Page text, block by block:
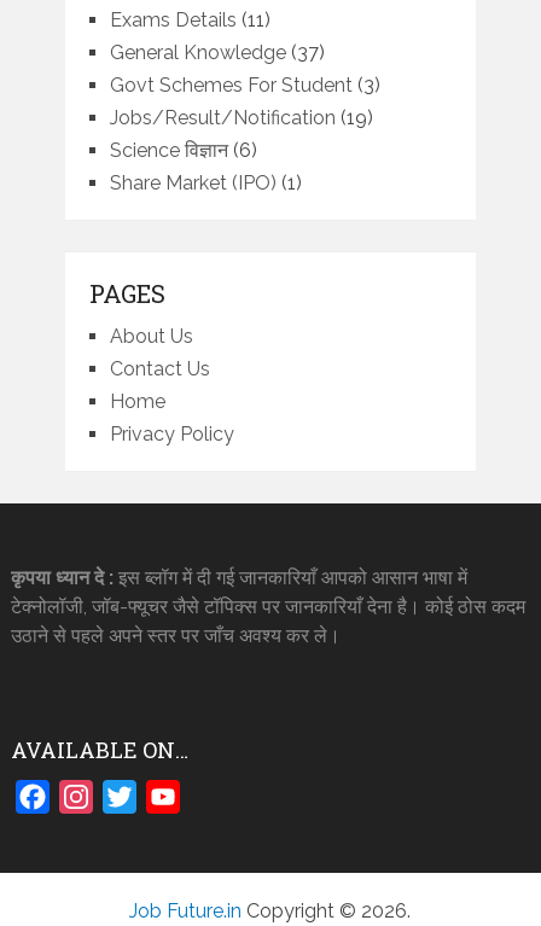
Exams Details (11)
General Knowledge(37)
Govt Schemes For Student (3)
Jobs/Result/Notification (19)
Science विज्ञान(6)
Share Market (IPO) (1)
PAGES
About Us
Contact Us
Home
Privacy Policy
कृपया ध्यान दे : इस ब्लॉग में दी गई जानकारियाँ आपको आसान भाषा में
टेक्नोलॉजी, जॉब-फ्यूचर जैसे टॉपिक्स पर जानकारियाँ देना है। कोई ठोस कदम
उठाने से पहले अपने स्तर पर जाँच अवश्य कर ले।
AVAILABLE ON…
FacebookInstagram
Twitter
Job Future.in Copyright © 2026.